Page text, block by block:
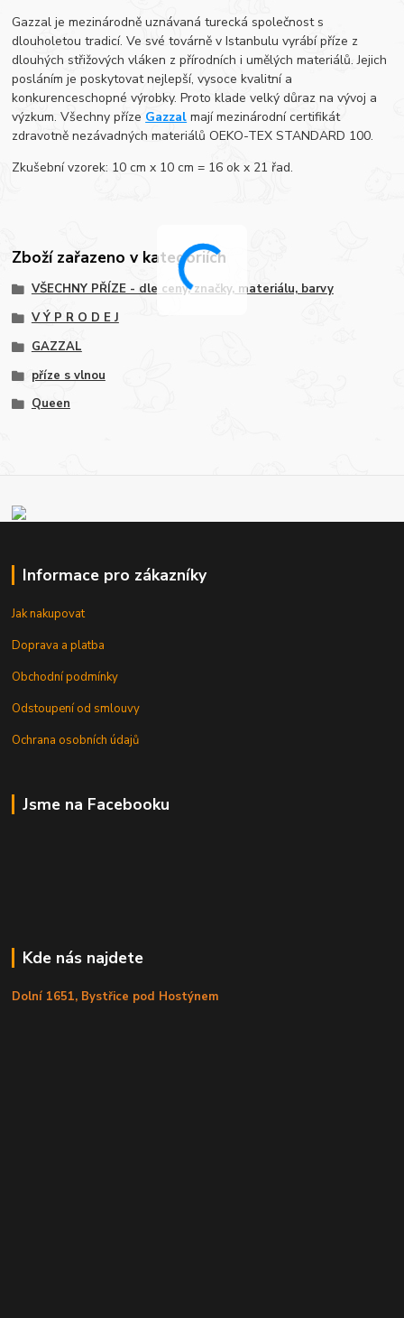
Gazzal je mezinárodně uznávaná turecká společnost s
dlouholetou tradicí. Ve své továrně v Istanbulu vyrábí příze z
dlouhých střižových vláken z přírodních i umělých materiálů. Jejich
posláním je poskytovat nejlepší, vysoce kvalitní a
konkurenceschopné výrobky. Proto klade velký důraz na vývoj a
výzkum. Všechny příze Gazzal mají mezinárodní certifikát
zdravotně nezávadných materiálů OEKO-TEX STANDARD 100.
Zkušební vzorek: 10 cm x 10 cm = 16 ok x 21 řad.
Zboží zařazeno v kategoriích
VŠECHNY PŘÍZE - dle ceny, značky, materiálu, barvy
V Ý P R O D E J
GAZZAL
příze s vlnou
Queen
Informace pro zákazníky
Jak nakupovat
Doprava a platba
Obchodní podmínky
Odstoupení od smlouvy
Ochrana osobních údajů
Jsme na Facebooku
Kde nás najdete
Dolní 1651, Bystřice pod Hostýnem